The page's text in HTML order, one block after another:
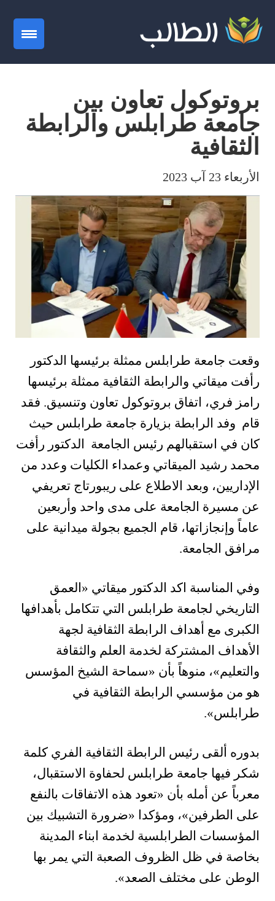
بروتوكول تعاون بين
جامعة طرابلس والرابطة
الثقافية
الأربعاء 23 آب 2023
وقعت جامعة طرابلس ممثلة برئيسها الدكتور
رأفت ميقاتي والرابطة الثقافية ممثلة برئيسها
رامز فري، اتفاق بروتوكول تعاون وتنسيق. فقد
قام وفد الرابطة بزيارة جامعة طرابلس حيث
كان في استقبالهم رئيس الجامعة الدكتور رأفت
محمد رشيد الميقاتي وعمداء الكليات وعدد من
الإداريين، وبعد الاطلاع على ريبورتاج تعريفي
عن مسيرة الجامعة على مدى واحد وأربعين
عاماً وإنجازاتها، قام الجميع بجولة ميدانية على
مرافق الجامعة.
وفي المناسبة اكد الدكتور ميقاتي «العمق
التاريخي لجامعة طرابلس التي تتكامل بأهدافها
الكبرى مع أهداف الرابطة الثقافية لجهة
الأهداف المشتركة لخدمة العلم والثقافة
والتعليم»، منوهاً بأن «سماحة الشيخ المؤسس
هو من مؤسسي الرابطة الثقافية في
طرابلس».
بدوره ألقى رئيس الرابطة الثقافية الفري كلمة
شكر فيها جامعة طرابلس لحفاوة الاستقبال،
معرباً عن أمله بأن «تعود هذه الاتفاقات بالنفع
على الطرفين»، ومؤكدا «ضرورة التشبيك بين
المؤسسات الطرابلسية لخدمة ابناء المدينة
بخاصة في ظل الظروف الصعبة التي يمر بها
الوطن على مختلف الصعد».